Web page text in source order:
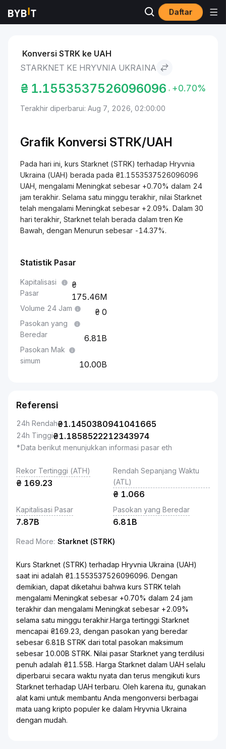
Daftar
Pasar Starknet to Hryvnia Ukraina
Konversi STRK ke UAH
STARKNET KE HRYVNIA UKRAINA
₴ 1.1553537526096096 +0.70%
Terakhir diperbarui: Aug 7, 2026, 02:00:00
Grafik Konversi STRK/UAH
Pada hari ini, kurs Starknet (STRK) terhadap Hryvnia
Ukraina (UAH) berada pada ₴1.1553537526096096
UAH, mengalami Meningkat sebesar +0.70% dalam 24
jam terakhir. Selama satu minggu terakhir, nilai Starknet
telah mengalami Meningkat sebesar +2.09%. Dalam 30
hari terakhir, Starknet telah berada dalam tren Ke
Bawah, dengan Menurun sebesar -14.37%.
Statistik Pasar
Kapitalisasi
Pasar
175.46M
Volume 24 Jam 0
Pasokan yang
Beredar
6.81B
Pasokan Mak
simum
10.00B
Referensi
24h Rendah₴1.1450380941041665
24h Tinggi₴1.1858522212343974
*Data berikut menunjukkan informasi pasar eth
Rekor Tertinggi (ATH)
₴ 169.23
Rendah Sepanjang Waktu
(ATL)
₴ 1.066
Kapitalisasi Pasar
7.87B
Pasokan yang Beredar
6.81B
Read More: Starknet (STRK)
Kurs Starknet (STRK) terhadap Hryvnia Ukraina (UAH)
saat ini adalah ₴1.1553537526096096. Dengan
demikian, dapat diketahui bahwa kurs STRK telah
mengalami Meningkat sebesar +0.70% dalam 24 jam
terakhir dan mengalami Meningkat sebesar +2.09%
selama satu minggu terakhir.Harga tertinggi Starknet
mencapai ₴169.23, dengan pasokan yang beredar
sebesar 6.81B STRK dari total pasokan maksimum
sebesar 10.00B STRK. Nilai pasar Starknet yang terdilusi
penuh adalah ₴11.55B. Harga Starknet dalam UAH selalu
diperbarui secara waktu nyata dan terus mengikuti kurs
Starknet terhadap UAH terbaru. Oleh karena itu, gunakan
alat kami untuk membantu Anda mengonversi berbagai
mata uang kripto populer ke dalam Hryvnia Ukraina
dengan mudah.